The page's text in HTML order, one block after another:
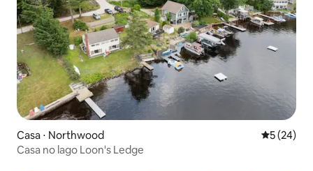
Casa ⋅ Northwood 5 de uma
5 (24)
Casa no lago Loon's Ledge